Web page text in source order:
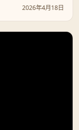
2026年4月18日